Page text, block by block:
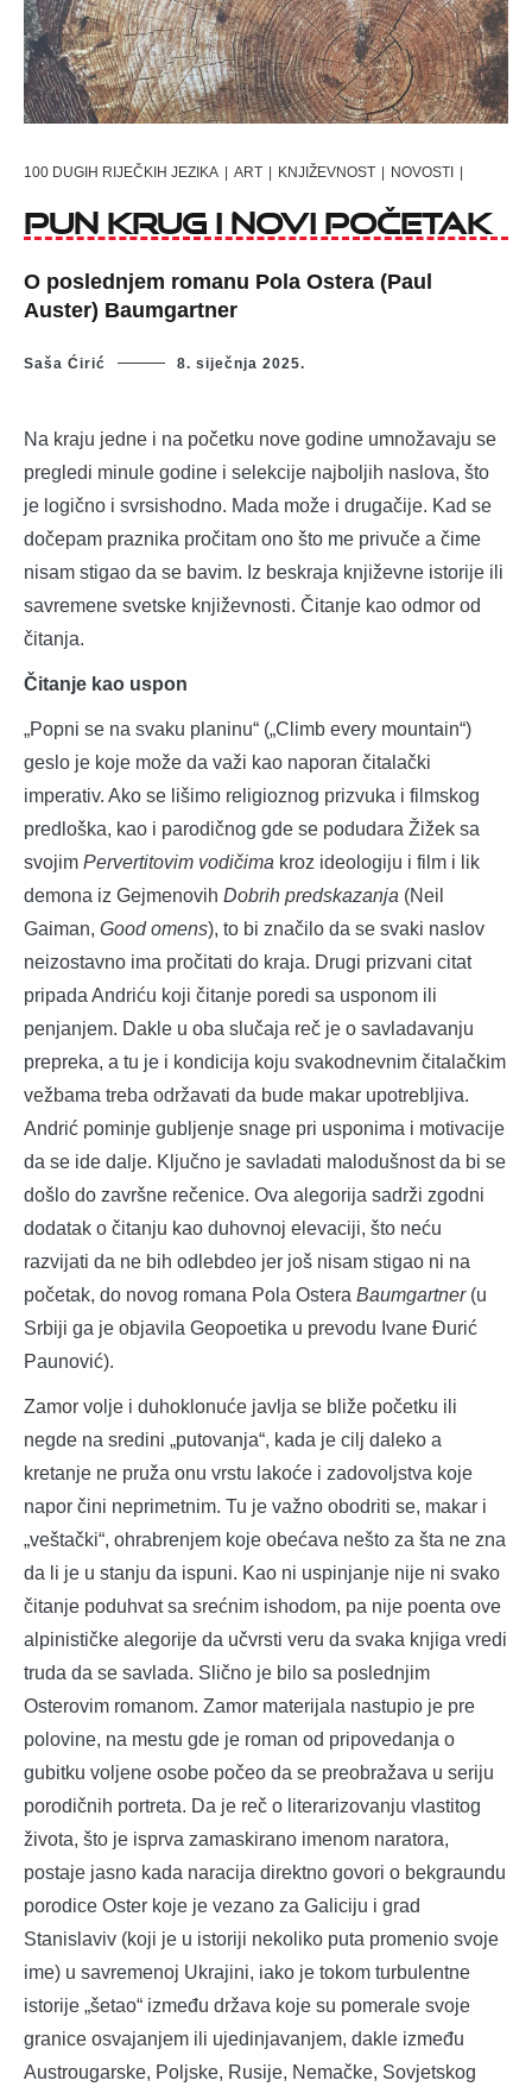
100 DUGIH RIJEČKIH JEZIKA | ART | KNJIŽEVNOST | NOVOSTI |
Pun krug i novi početak
O poslednjem romanu Pola Ostera (Paul
Auster) Baumgartner
Saša Ćirić 8. siječnja 2025.
Na kraju jedne i na početku nove godine umnožavaju se
pregledi minule godine i selekcije najboljih naslova, što
je logično i svrsishodno. Mada može i drugačije. Kad se
dočepam praznika pročitam ono što me privuče a čime
nisam stigao da se bavim. Iz beskraja književne istorije ili
savremene svetske književnosti. Čitanje kao odmor od
čitanja.
Čitanje kao uspon
„Popni se na svaku planinu“ („Climb every mountain“)
geslo je koje može da važi kao naporan čitalački
imperativ. Ako se lišimo religioznog prizvuka i filmskog
predloška, kao i parodičnog gde se podudara Žižek sa
svojim Pervertitovim vodičima kroz ideologiju i film i lik
demona iz Gejmenovih Dobrih predskazanja (Neil
Gaiman, Good omens), to bi značilo da se svaki naslov
neizostavno ima pročitati do kraja. Drugi prizvani citat
pripada Andriću koji čitanje poredi sa usponom ili
penjanjem. Dakle u oba slučaja reč je o savladavanju
prepreka, a tu je i kondicija koju svakodnevnim čitalačkim
vežbama treba održavati da bude makar upotrebljiva.
Andrić pominje gubljenje snage pri usponima i motivacije
da se ide dalje. Ključno je savladati malodušnost da bi se
došlo do završne rečenice. Ova alegorija sadrži zgodni
dodatak o čitanju kao duhovnoj elevaciji, što neću
razvijati da ne bih odlebdeo jer još nisam stigao ni na
početak, do novog romana Pola Ostera Baumgartner (u
Srbiji ga je objavila Geopoetika u prevodu Ivane Đurić
Paunović).
Zamor volje i duhoklonuće javlja se bliže početku ili
negde na sredini „putovanja“, kada je cilj daleko a
kretanje ne pruža onu vrstu lakoće i zadovoljstva koje
napor čini neprimetnim. Tu je važno obodriti se, makar i
„veštački“, ohrabrenjem koje obećava nešto za šta ne zna
da li je u stanju da ispuni. Kao ni uspinjanje nije ni svako
čitanje poduhvat sa srećnim ishodom, pa nije poenta ove
alpinističke alegorije da učvrsti veru da svaka knjiga vredi
truda da se savlada. Slično je bilo sa poslednjim
Osterovim romanom. Zamor materijala nastupio je pre
polovine, na mestu gde je roman od pripovedanja o
gubitku voljene osobe počeo da se preobražava u seriju
porodičnih portreta. Da je reč o literarizovanju vlastitog
života, što je isprva zamaskirano imenom naratora,
postaje jasno kada naracija direktno govori o bekgraundu
porodice Oster koje je vezano za Galiciju i grad
Stanislaviv (koji je u istoriji nekoliko puta promenio svoje
ime) u savremenoj Ukrajini, iako je tokom turbulentne
istorije „šetao“ između država koje su pomerale svoje
granice osvajanjem ili ujedinjavanjem, dakle između
Austrougarske, Poljske, Rusije, Nemačke, Sovjetskog